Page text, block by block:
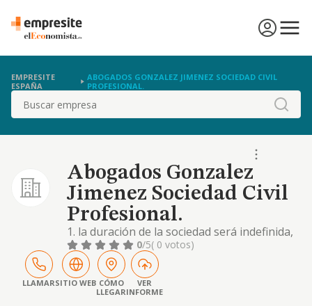
EMPRESITE
ESPAÑA
ABOGADOS GONZALEZ JIMENEZ SOCIEDAD CIVIL
PROFESIONAL.
Buscar
Abogados Gonzalez
Jimenez Sociedad Civil
Profesional.
1. la duración de la sociedad será indefinida,
sin perjuicio de los casos de disolución
previstos en las leyes o en estos estatutos.
2. las operaciones sociales comenzarán el
día del otorgamiento de la escritura de
constitución. 3. los ejercicios sociales
0/5( 0 votos)
LLAMARSITIO WEB CÓMO
LLEGAR
VER
INFORME